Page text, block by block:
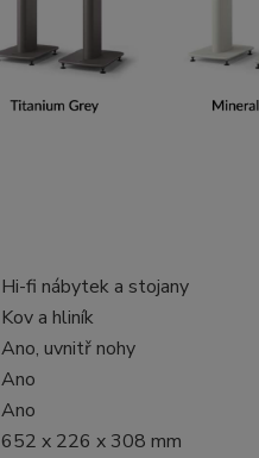
Hi-fi nábytek a stojany
Kov a hliník
Ano, uvnitř nohy
Ano
Ano
652 x 226 x 308 mm